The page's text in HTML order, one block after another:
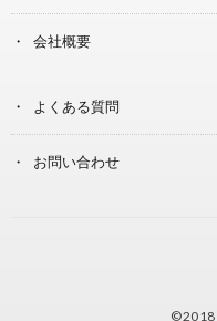
会社概要
よくある質問
お問い合わせ
©2018